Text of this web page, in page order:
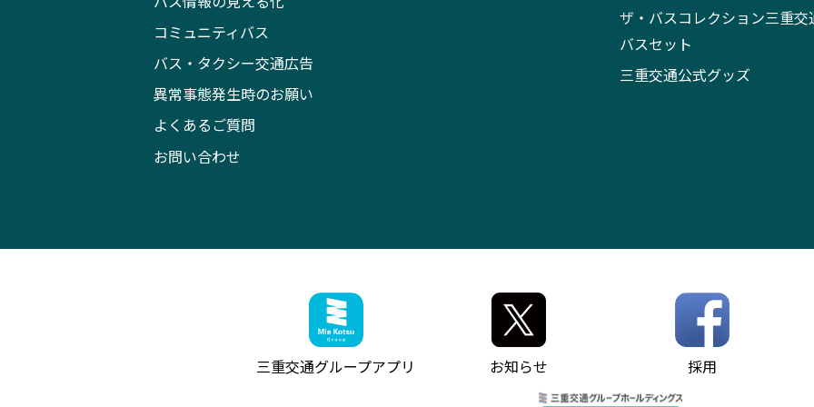
コミュニティバス
バス・タクシー交通広告
異常事態発生時のお願い
よくあるご質問
お問い合わせ
ザ・バスコレクション三重交
バスセット
三重交通公式グッズ
三重交通グループアプリ お知らせ 採用